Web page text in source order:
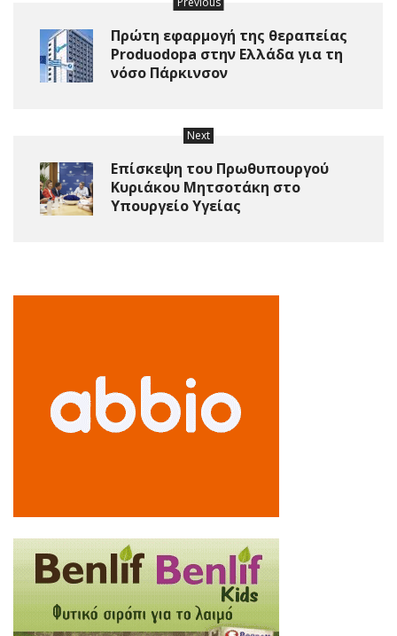
Πρώτη εφαρμογή της θεραπείας
Produodopa στην Ελλάδα για τη
νόσο Πάρκινσον
Next
Eπίσκεψη του Πρωθυπουργού
Κυριάκου Μητσοτάκη στο
Υπουργείο Υγείας